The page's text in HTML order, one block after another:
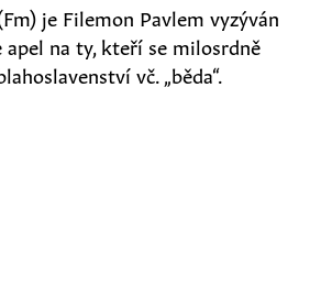
je Filemon Pavlem vyzýván
na ty, kteří se milosrdně
vč. „běda“.